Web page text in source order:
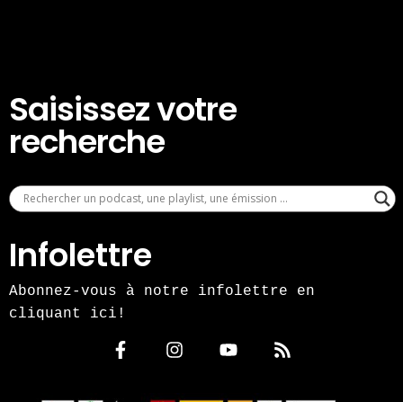
Saisissez votre
recherche
Infolettre
Abonnez-vous à notre infolettre en
cliquant ici!